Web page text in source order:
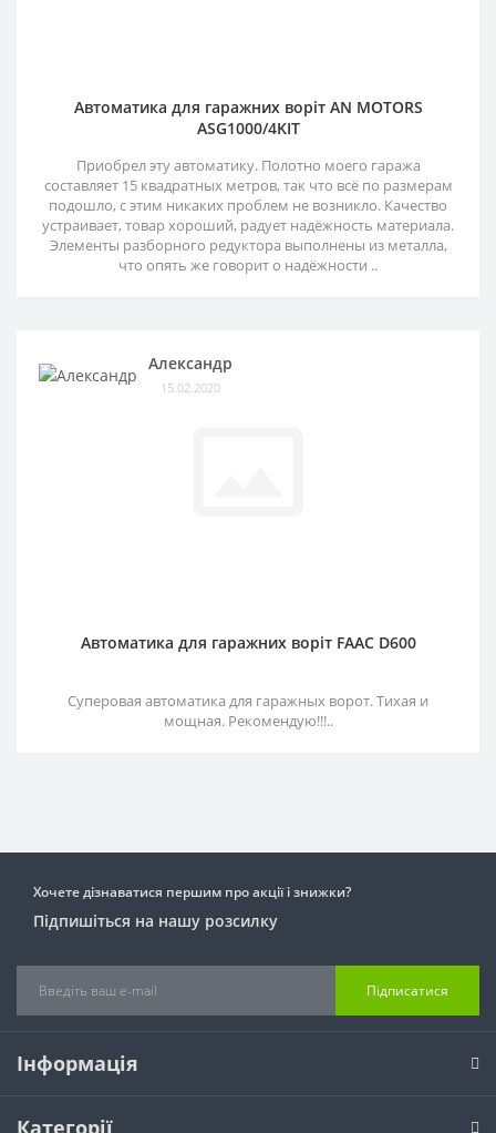
Автоматика для гаражних воріт AN MOTORS
ASG1000/4KIT
Приобрел эту автоматику. Полотно моего гаража
составляет 15 квадратных метров, так что всё по размерам
подошло, с этим никаких проблем не возникло. Качество
устраивает, товар хороший, радует надёжность материала.
Элементы разборного редуктора выполнены из металла,
что опять же говорит о надёжности ..
Александр
15.02.2020
Автоматика для гаражних воріт FAAC D600
Суперовая автоматика для гаражных ворот. Тихая и
мощная. Рекомендую!!!..
Хочете дізнаватися першим про акції і знижки?
Підпишіться на нашу розсилку
Підписатися
Інформація